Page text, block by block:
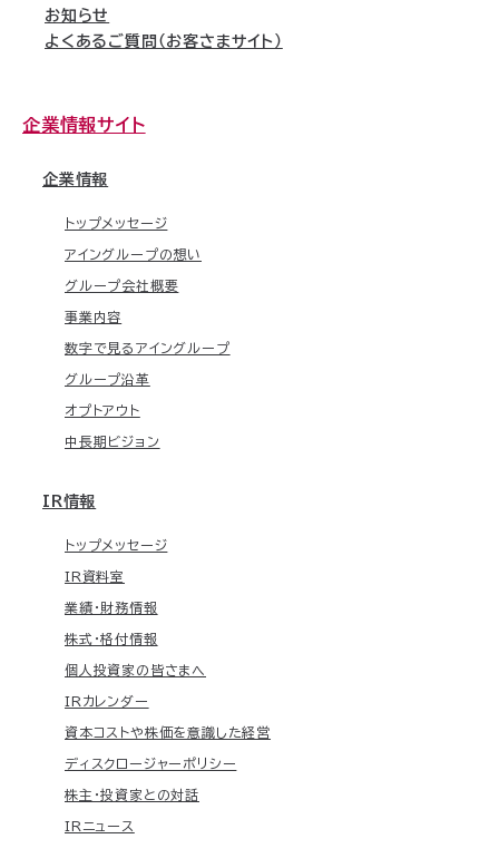
お知らせ
よくあるご質問（お客さまサイト）
企業情報サイト
企業情報
トップメッセージ
アイングループの想い
グループ会社概要
事業内容
数字で見るアイングループ
グループ沿革
オプトアウト
中長期ビジョン
IR情報
トップメッセージ
IR資料室
業績・財務情報
株式・格付情報
個人投資家の皆さまへ
IRカレンダー
資本コストや株価を意識した経営
ディスクロージャーポリシー
株主・投資家との対話
IRニュース